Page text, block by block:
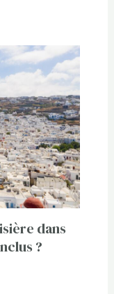
dans
?